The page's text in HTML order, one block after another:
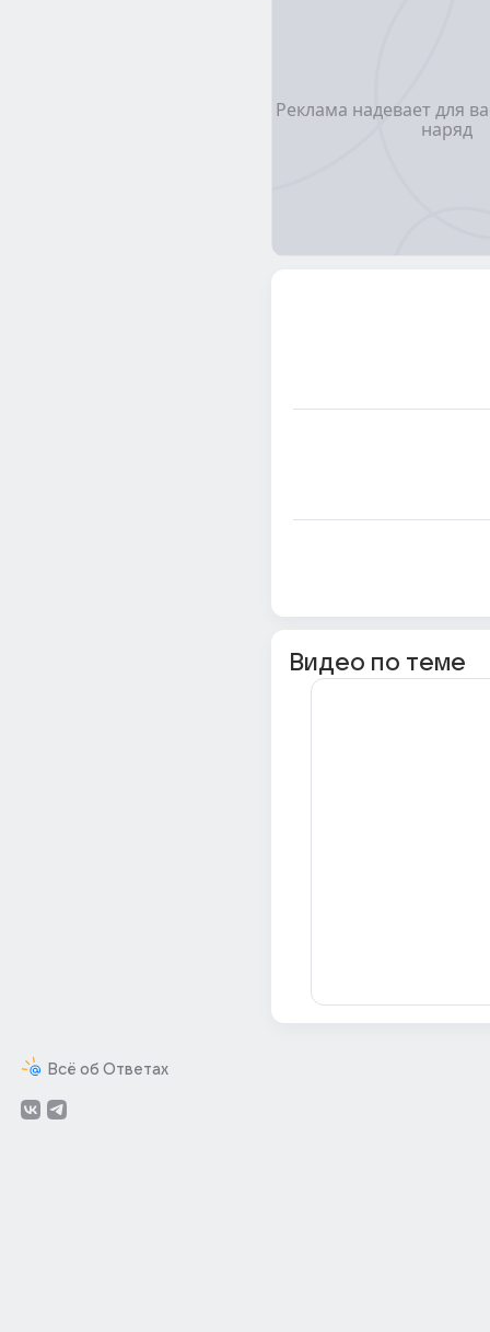
Всё об Ответах
Видео по теме